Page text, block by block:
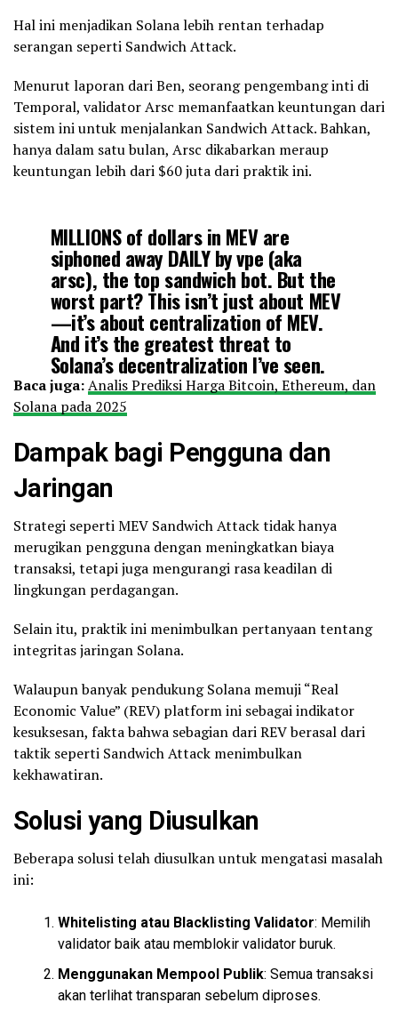
Hal ini menjadikan Solana lebih rentan terhadap
serangan seperti Sandwich Attack.
Menurut laporan dari Ben, seorang pengembang inti di
Temporal, validator Arsc memanfaatkan keuntungan dari
sistem ini untuk menjalankan Sandwich Attack. Bahkan,
hanya dalam satu bulan, Arsc dikabarkan meraup
keuntungan lebih dari $60 juta dari praktik ini.
MILLIONS of dollars in MEV are
siphoned away DAILY by vpe (aka
arsc), the top sandwich bot. But the
worst part? This isn’t just about MEV
—it’s about centralization of MEV.
And it’s the greatest threat to
Solana’s decentralization I’ve seen.
Solana’s volume is skyrocketing,
— Ben ⌛ (@HypoNyms)
Baca juga:Analis Prediksi Harga Bitcoin, Ethereum, dan
Solana pada 2025
Dampak bagi Pengguna dan
Jaringan
Strategi seperti MEV Sandwich Attack tidak hanya
merugikan pengguna dengan meningkatkan biaya
transaksi, tetapi juga mengurangi rasa keadilan di
lingkungan perdagangan.
Selain itu, praktik ini menimbulkan pertanyaan tentang
integritas jaringan Solana.
Walaupun banyak pendukung Solana memuji “Real
Economic Value” (REV) platform ini sebagai indikator
kesuksesan, fakta bahwa sebagian dari REV berasal dari
taktik seperti Sandwich Attack menimbulkan
kekhawatiran.
Solusi yang Diusulkan
Beberapa solusi telah diusulkan untuk mengatasi masalah
ini:
Whitelisting atau Blacklisting Validator: Memilih
validator baik atau memblokir validator buruk.
Menggunakan Mempool Publik: Semua transaksi
akan terlihat transparan sebelum diproses.